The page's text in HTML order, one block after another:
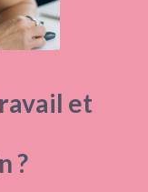
et
?